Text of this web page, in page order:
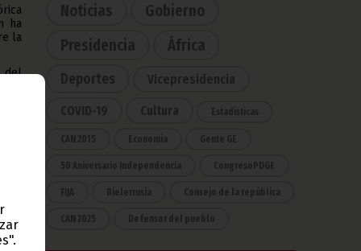
ha
la
del
h.
la
”,
la
Noticias
Gobierno
Presidencia
África
Deportes Vicepresidencia
COVID-19 Cultura Estadísticas
CAN 2015 Economía Gente GE
50 Aniversario Independencia CongresoPDGE
FIJA Bielorrusia Consejo de la república
CAN 2025 Defensor del pueblo